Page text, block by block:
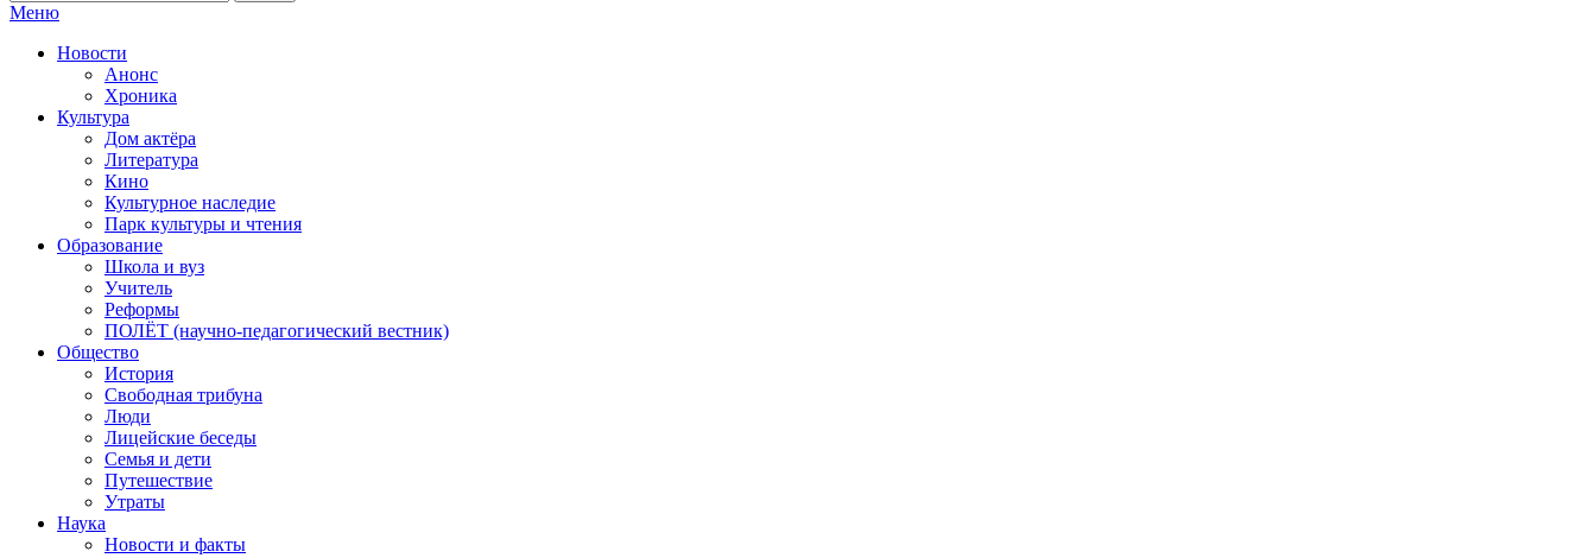
Меню
Новости
Анонс
Хроника
Культура
Дом актёра
Литература
Кино
Культурное наследие
Парк культуры и чтения
Образование
Школа и вуз
Учитель
Реформы
ПОЛЁТ (научно-педагогический вестник)
Общество
История
Свободная трибуна
Люди
Лицейские беседы
Семья и дети
Путешествие
Утраты
Наука
Новости и факты